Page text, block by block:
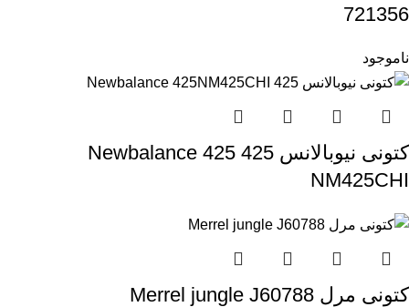
721356
ناموجود
کتونی نیوبالانس 425 Newbalance 425
NM425CHI
کتونی مرل Merrel jungle J60788